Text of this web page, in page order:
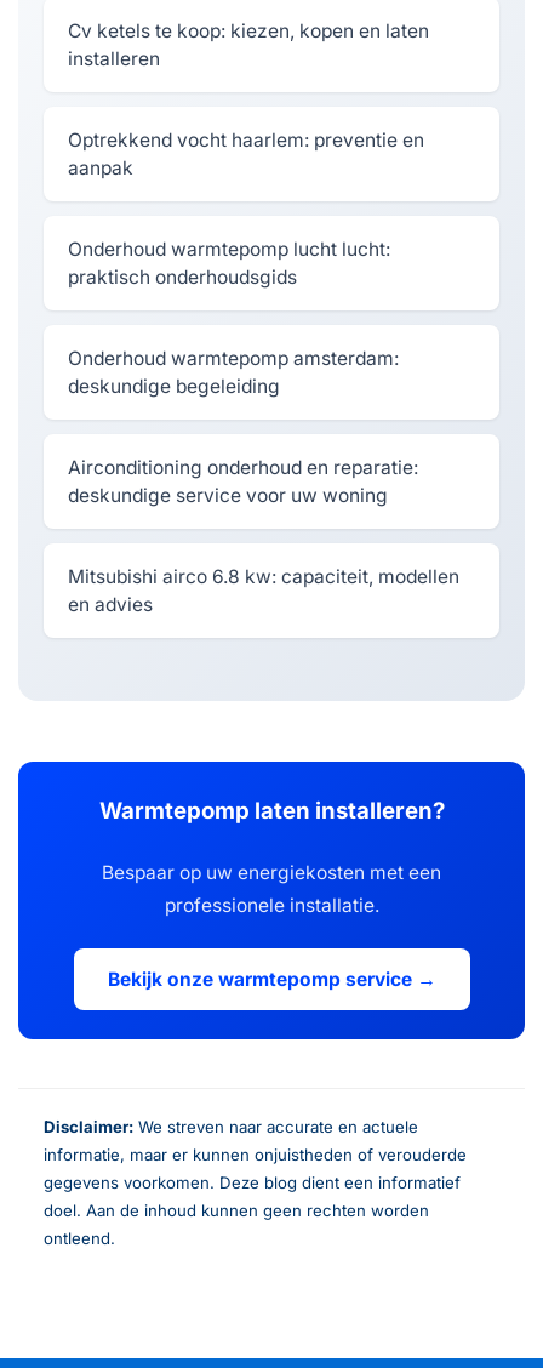
Cv ketels te koop: kiezen, kopen en laten
installeren
Optrekkend vocht haarlem: preventie en
aanpak
Onderhoud warmtepomp lucht lucht:
praktisch onderhoudsgids
Onderhoud warmtepomp amsterdam:
deskundige begeleiding
Airconditioning onderhoud en reparatie:
deskundige service voor uw woning
Mitsubishi airco 6.8 kw: capaciteit, modellen
en advies
Warmtepomp laten installeren?
Bespaar op uw energiekosten met een
professionele installatie.
Bekijk onze warmtepomp service →
Disclaimer: We streven naar accurate en actuele
informatie, maar er kunnen onjuistheden of verouderde
gegevens voorkomen. Deze blog dient een informatief
doel. Aan de inhoud kunnen geen rechten worden
ontleend.